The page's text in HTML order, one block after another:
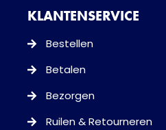
KLANTENSERVICE
Bestellen
Betalen
Bezorgen
Ruilen & Retourneren